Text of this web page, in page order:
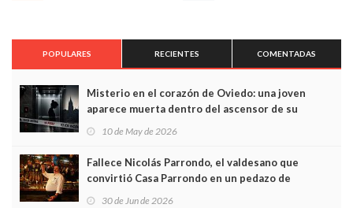
POPULARES RECIENTES COMENTADAS
Misterio en el corazón de Oviedo: una joven
aparece muerta dentro del ascensor de su
edificio y las cámaras captan sus últimos minutos
10 de May de 2026
Fallece Nicolás Parrondo, el valdesano que
convirtió Casa Parrondo en un pedazo de
Asturias en Madrid
30 de Jun de 2026